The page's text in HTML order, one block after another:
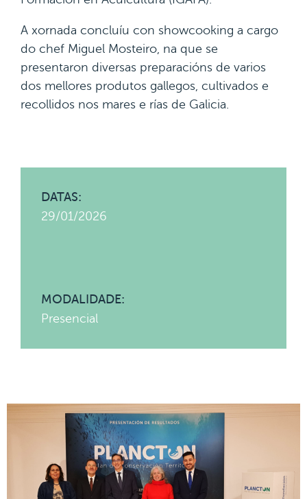
A xornada concluíu con showcooking a cargo
do chef Miguel Mosteiro, na que se
presentaron diversas preparacións de varios
dos mellores produtos gallegos, cultivados e
recollidos nos mares e rías de Galicia.
DATAS:
29/01/2026
MODALIDADE:
Presencial